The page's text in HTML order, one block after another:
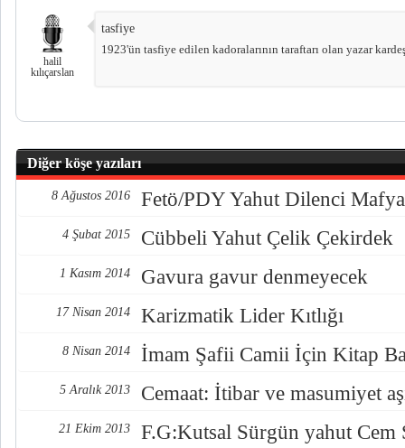
halil
kılıçarslan
tasfiye
1923'ün tasfiye edilen kadoralarının taraftarı olan yazar
Diğer köşe yazıları
8 Ağustos 2016 Fetö/PDY Yahut Dilenci
4 Şubat 2015 Cübbeli Yahut Çelik Çekirdek
1 Kasım 2014 Gavura gavur denmeyecek
17 Nisan 2014 Karizmatik Lider Kıtlığı
8 Nisan 2014 İmam Şafii Camii İçin Kitap
5 Aralık 2013 Cemaat: İtibar ve masumiyet
21 Ekim 2013 F.G:Kutsal Sürgün yahut Cem